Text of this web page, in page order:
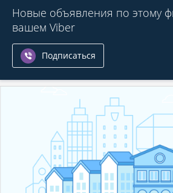
Новые объявления по этому
вашем Viber
Подписаться